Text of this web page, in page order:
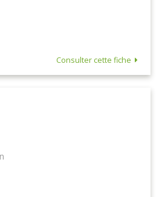
Consulter cette fiche